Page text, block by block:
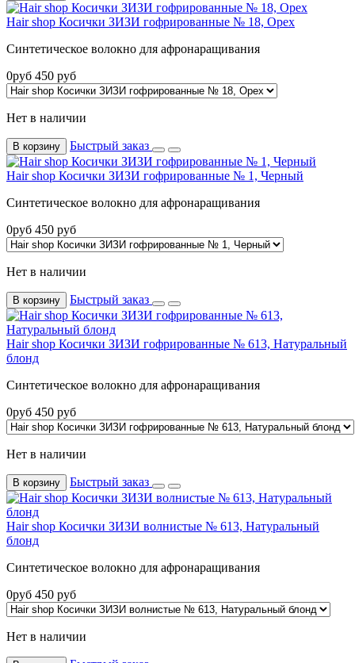
Hair shop Косички ЗИЗИ гофрированные № 18, Орех
Синтетическое волокно для афронаращивания
0руб 450 руб
Нет в наличии
В корзину Быстрый заказ
Hair shop Косички ЗИЗИ гофрированные № 1, Черный
Синтетическое волокно для афронаращивания
0руб 450 руб
Нет в наличии
В корзину Быстрый заказ
Hair shop Косички ЗИЗИ гофрированные № 613, Натуральный
блонд
Синтетическое волокно для афронаращивания
0руб 450 руб
Нет в наличии
В корзину Быстрый заказ
Hair shop Косички ЗИЗИ волнистые № 613, Натуральный
блонд
Синтетическое волокно для афронаращивания
0руб 450 руб
Нет в наличии